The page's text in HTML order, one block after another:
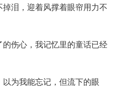
泪，迎着风撑着眼帘用力不
伤心，我记忆里的童话已经
为我能忘记，但流下的眼